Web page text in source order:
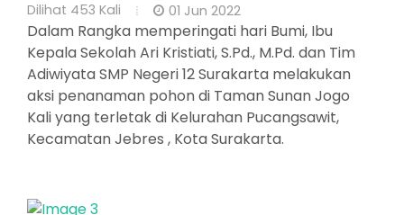
Dilihat 453 Kali 01 Jun 2022
Dalam Rangka memperingati hari Bumi, Ibu
Kepala Sekolah Ari Kristiati, S.Pd., M.Pd. dan Tim
Adiwiyata SMP Negeri 12 Surakarta melakukan
aksi penanaman pohon di Taman Sunan Jogo
Kali yang terletak di Kelurahan Pucangsawit,
Kecamatan Jebres , Kota Surakarta.